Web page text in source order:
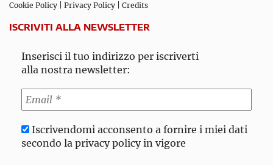
Cookie Policy Privacy Policy Credits
ISCRIVITI ALLA NEWSLETTER
Inserisci il tuo indirizzo per iscriverti
alla nostra newsletter:
Iscrivendomi acconsento a fornire i miei dati
secondo la privacy policy in vigore